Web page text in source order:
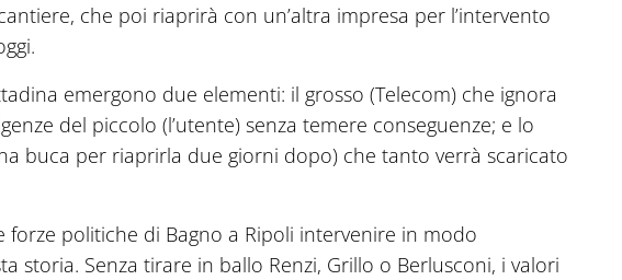
che poi riaprirà con un’altra impresa per l’intervento
emergono due elementi: il grosso (Telecom) che ignora
del piccolo (l’utente) senza temere conseguenze; e lo
buca per riaprirla due giorni dopo) che tanto verrà scaricato
forze politiche di Bagno a Ripoli intervenire in modo
storia. Senza tirare in ballo Renzi, Grillo o Berlusconi, i valori